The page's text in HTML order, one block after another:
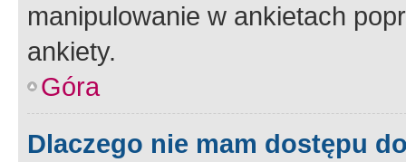
manipulowanie w ankietach
ankiety.
Góra
Dlaczego nie mam dostępu